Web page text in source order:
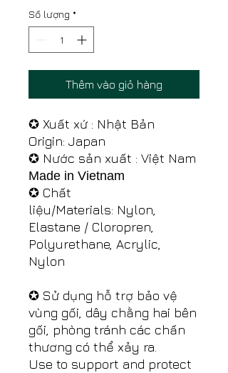
Số lượng *
Thêm vào giỏ hàng
✪ Xuất xứ : Nhật Bản
Origin: Japan
✪ Nước sản xuất : Việt Nam
Made in Vietnam
✪ Chất
liệu/Materials: Nylon,
Elastane / Cloropren,
Polyurethane, Acrylic,
Nylon
✪ Sử dụng hỗ trợ bảo vệ
vùng gối, dây chằng hai bên
gối, phòng tránh các chấn
thương có thể xảy ra.
Use to support and protect